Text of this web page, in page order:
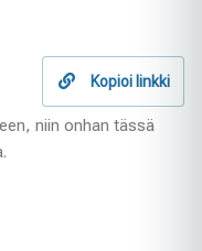
Kopioi linkki
niin onhan tässä